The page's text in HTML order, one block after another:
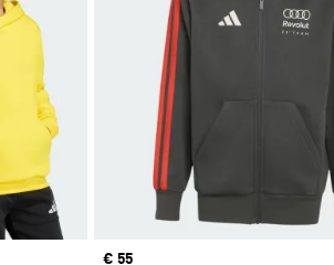
Precio
€ 55